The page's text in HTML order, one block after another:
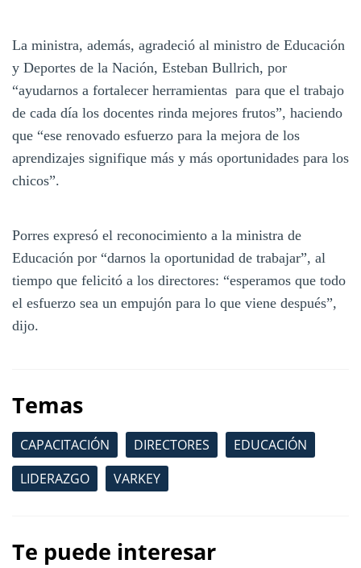
La ministra, además, agradeció al ministro de Educación
y Deportes de la Nación, Esteban Bullrich, por
“ayudarnos a fortalecer herramientas para que el trabajo
de cada día los docentes rinda mejores frutos”, haciendo
que “ese renovado esfuerzo para la mejora de los
aprendizajes signifique más y más oportunidades para los
chicos”.
Porres expresó el reconocimiento a la ministra de
Educación por “darnos la oportunidad de trabajar”, al
tiempo que felicitó a los directores: “esperamos que todo
el esfuerzo sea un empujón para lo que viene después”,
dijo.
Temas
CAPACITACIÓN DIRECTORES
EDUCACIÓN
LIDERAZGO
VARKEY
Te puede interesar